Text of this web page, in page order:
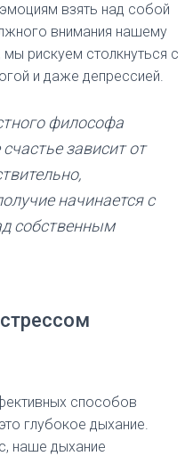
взять над собой
внимания нашему
рискуем столкнуться с
и даже депрессией.
философа
зависит от
начинается с
собственным
способов
глубокое дыхание.
наше дыхание